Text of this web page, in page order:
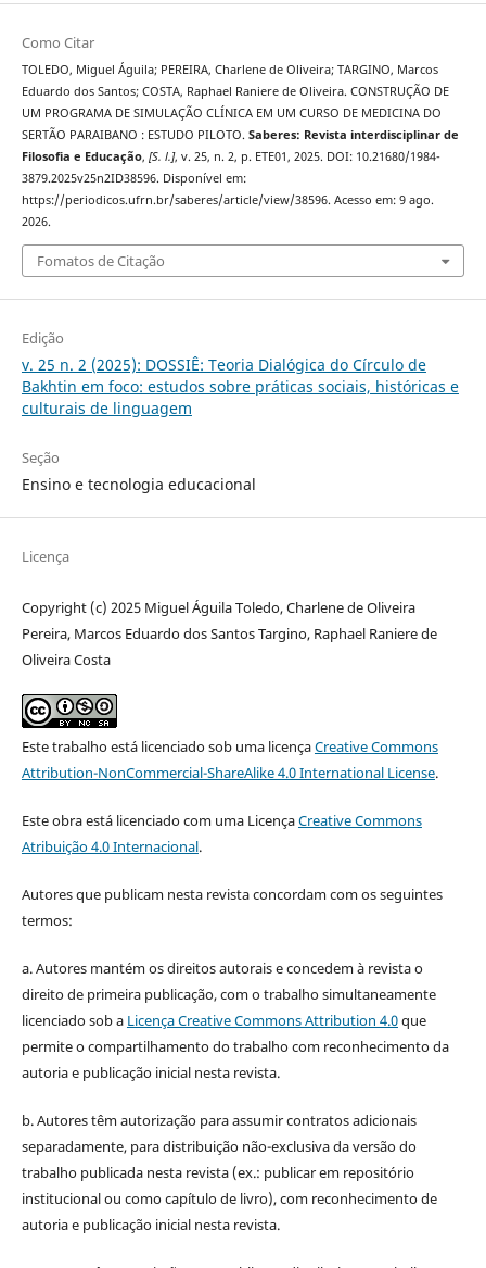
Como Citar
TOLEDO, Miguel Águila; PEREIRA, Charlene de Oliveira; TARGINO, Marcos
Eduardo dos Santos; COSTA, Raphael Raniere de Oliveira. CONSTRUÇÃO DE
UM PROGRAMA DE SIMULAÇÃO CLÍNICA EM UM CURSO DE MEDICINA DO
SERTÃO PARAIBANO : ESTUDO PILOTO. Saberes: Revista interdisciplinar de
Filosofia e Educação, [S. l.], v. 25, n. 2, p. ETE01, 2025. DOI: 10.21680/1984-
3879.2025v25n2ID38596. Disponível em:
https://periodicos.ufrn.br/saberes/article/view/38596. Acesso em: 9 ago.
2026.
Fomatos de Citação
Edição
v. 25 n. 2 (2025): DOSSIÊ: Teoria Dialógica do Círculo de
Bakhtin em foco: estudos sobre práticas sociais, históricas e
culturais de linguagem
Seção
Ensino e tecnologia educacional
Licença
Copyright (c) 2025 Miguel Águila Toledo, Charlene de Oliveira
Pereira, Marcos Eduardo dos Santos Targino, Raphael Raniere de
Oliveira Costa
Este trabalho está licenciado sob uma licençaCreative Commons
Attribution-NonCommercial-ShareAlike 4.0 International License.
Este obra está licenciado com uma LicençaCreative Commons
Atribuição 4.0 Internacional.
Autores que publicam nesta revista concordam com os seguintes
termos:
a. Autores mantém os direitos autorais e concedem à revista o
direito de primeira publicação, com o trabalho simultaneamente
licenciado sob a Licença Creative Commons Attribution 4.0que
permite o compartilhamento do trabalho com reconhecimento da
autoria e publicação inicial nesta revista.
b. Autores têm autorização para assumir contratos adicionais
separadamente, para distribuição não-exclusiva da versão do
trabalho publicada nesta revista (ex.: publicar em repositório
institucional ou como capítulo de livro), com reconhecimento de
autoria e publicação inicial nesta revista.